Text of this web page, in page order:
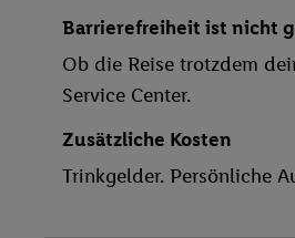
Fitnessstudio
Whirlpool
Barrierefreiheit ist nicht
Ob die Reise trotzdem
Service Center.
Zusätzliche Kosten
Trinkgelder. Persönliche